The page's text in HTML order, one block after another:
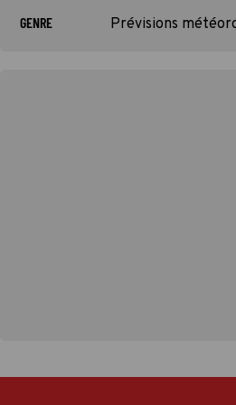
GENRE Prévisions